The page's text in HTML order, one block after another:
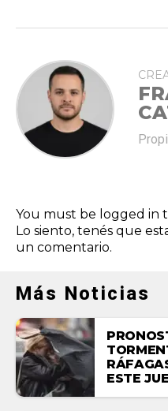
You must be logged in
Lo siento, tenés que
un comentario.
Más Noticias
ESTE